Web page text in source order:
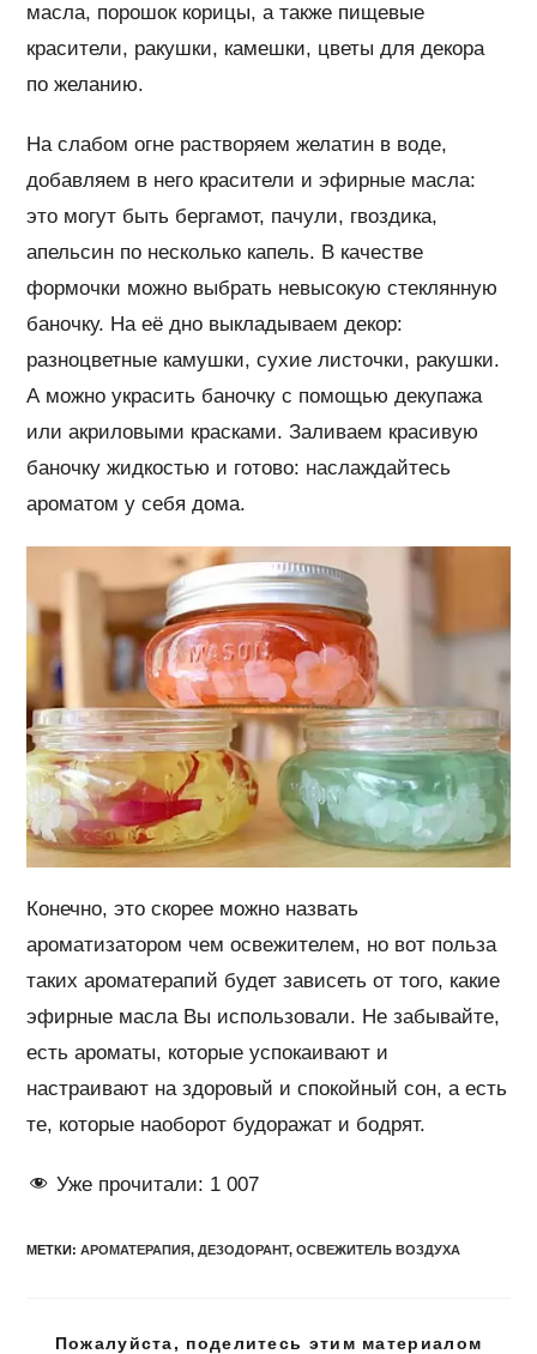
масла, порошок корицы, а также пищевые
красители, ракушки, камешки, цветы для декора
по желанию.
На слабом огне растворяем желатин в воде,
добавляем в него красители и эфирные масла:
это могут быть бергамот, пачули, гвоздика,
апельсин по несколько капель. В качестве
формочки можно выбрать невысокую стеклянную
баночку. На её дно выкладываем декор:
разноцветные камушки, сухие листочки, ракушки.
А можно украсить баночку с помощью декупажа
или акриловыми красками. Заливаем красивую
баночку жидкостью и готово: наслаждайтесь
ароматом у себя дома.
Конечно, это скорее можно назвать
ароматизатором чем освежителем, но вот польза
таких ароматерапий будет зависеть от того, какие
эфирные масла Вы использовали. Не забывайте,
есть ароматы, которые успокаивают и
настраивают на здоровый и спокойный сон, а есть
те, которые наоборот будоражат и бодрят.
Уже прочитали: 1 007
МЕТКИ:АРОМАТЕРАПИЯ, ДЕЗОДОРАНТ, ОСВЕЖИТЕЛЬ ВОЗДУХА
Пожалуйста, поделитесь этим материалом